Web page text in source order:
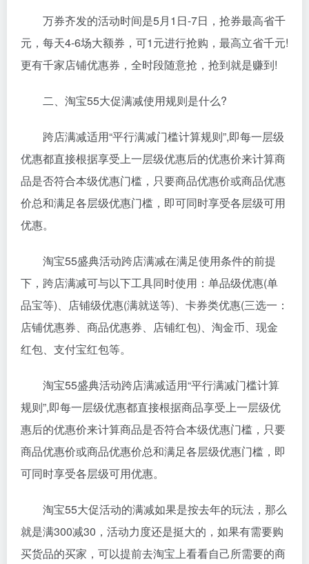
万券齐发的活动时间是5月1日-7日，抢券最高省千
元，每天4-6场大额券，可1元进行抢购，最高立省千元!
更有千家店铺优惠券，全时段随意抢，抢到就是赚到!
二、淘宝55大促满减使用规则是什么?
跨店满减适用“平行满减门槛计算规则”,即每一层级
优惠都直接根据享受上一层级优惠后的优惠价来计算商
品是否符合本级优惠门槛，只要商品优惠价或商品优惠
价总和满足各层级优惠门槛，即可同时享受各层级可用
优惠。
淘宝55盛典活动跨店满减在满足使用条件的前提
下，跨店满减可与以下工具同时使用：单品级优惠(单
品宝等)、店铺级优惠(满就送等)、卡券类优惠(三选一：
店铺优惠券、商品优惠券、店铺红包)、淘金币、现金
红包、支付宝红包等。
淘宝55盛典活动跨店满减适用“平行满减门槛计算
规则”,即每一层级优惠都直接根据商品享受上一层级优
惠后的优惠价来计算商品是否符合本级优惠门槛，只要
商品优惠价或商品优惠价总和满足各层级优惠门槛，即
可同时享受各层级可用优惠。
淘宝55大促活动的满减如果是按去年的玩法，那么
就是满300减30，活动力度还是挺大的，如果有需要购
买货品的买家，可以提前去淘宝上看看自己所需要的商